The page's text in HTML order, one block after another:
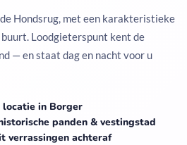
Hondsrug, met een karakteristieke
buurt. Loodgieterspunt kent de
— en staat dag en nacht voor u
locatie in Borger
panden & vestingstad
verrassingen achteraf